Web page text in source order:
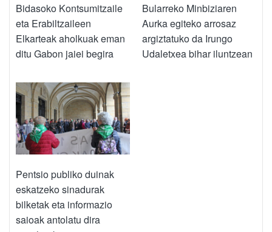
Bidasoko Kontsumitzaile
eta Erabiltzaileen
Elkarteak aholkuak eman
ditu Gabon jaiei begira
Bularreko Minbiziaren
Aurka egiteko arrosaz
argiztatuko da Irungo
Udaletxea bihar iluntzean
Pentsio publiko duinak
eskatzeko sinadurak
bilketak eta informazio
saioak antolatu dira